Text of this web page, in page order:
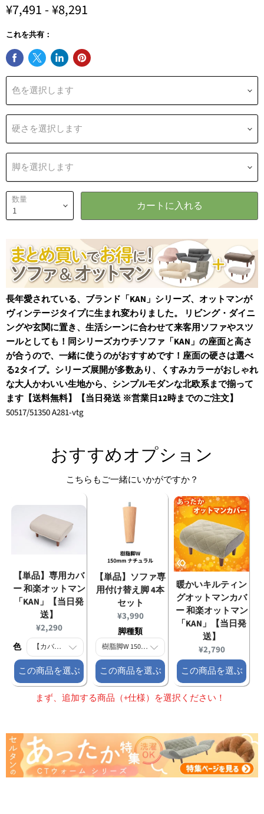
¥7,491 -¥8,291
これを共有：
色を選択します
硬さを選択します
脚を選択します
数量 カートに入れる
長年愛されている、ブランド「KAN」シリーズ、オットマンが
ヴィンテージタイプに生まれ変わりました。
リビング・ダイニ
ングや玄関に置き、生活シーンに合わせて来客用ソファやスツ
ールとしても！同シリーズカウチソファ 「KAN」の座面と高さ
が合うので、一緒に使うのがおすすめです！ 座面の硬さは選べ
る2タイプ。 シリーズ展開が多数あり、くすみカラーがおしゃれ
な大人かわいい生地から、シンプルモダンな北欧系まで揃って
ます 【送料無料】【当日発送 ※営業日12時までのご注文】
50517/51350 A281-vtg
おすすめオプション
こちらもご一緒にいかがですか？
【単品】専用カバ
ー 和楽オットマン
「KAN」【当日発
送】
Current
price:
¥2,290
色
この商品を選ぶ
【単品】ソファ専
用付け替え脚 4本
セット
Current
price:
¥3,990
脚種類
この商品を選ぶ
暖かいキルティン
グオットマンカバ
ー 和楽オットマン
「KAN」【当日発
送】
Current
price:
¥2,790
この商品を選ぶ
まず、追加する商品（+仕様）を選択ください！